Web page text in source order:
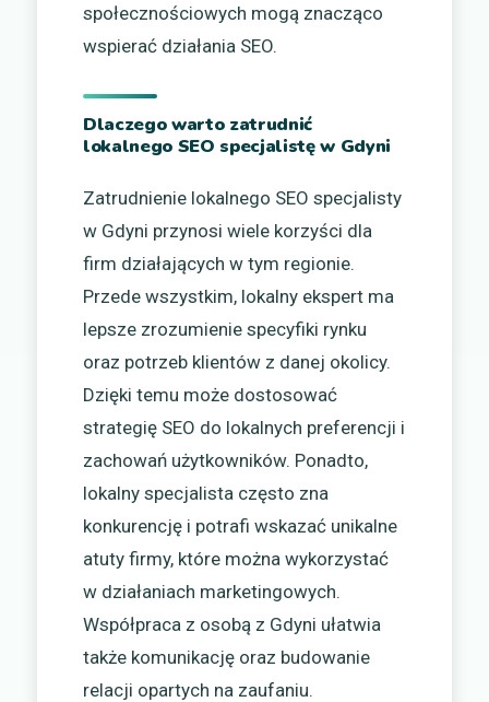
społecznościowych mogą znacząco
wspierać działania SEO.
Dlaczego warto zatrudnić
lokalnego SEO specjalistę w Gdyni
Zatrudnienie lokalnego SEO specjalisty
w Gdyni przynosi wiele korzyści dla
firm działających w tym regionie.
Przede wszystkim, lokalny ekspert ma
lepsze zrozumienie specyfiki rynku
oraz potrzeb klientów z danej okolicy.
Dzięki temu może dostosować
strategię SEO do lokalnych preferencji i
zachowań użytkowników. Ponadto,
lokalny specjalista często zna
konkurencję i potrafi wskazać unikalne
atuty firmy, które można wykorzystać
w działaniach marketingowych.
Współpraca z osobą z Gdyni ułatwia
także komunikację oraz budowanie
relacji opartych na zaufaniu.